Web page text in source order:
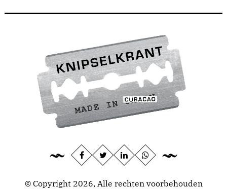
© Copyright 2026, Alle rechten voorbehouden